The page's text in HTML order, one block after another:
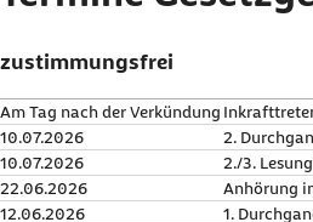
zustimmungsfrei
Am Tag nach der Verkündung
10.07.2026
2.
10.07.2026
2./3.
22.06.2026
Anhörung
12.06.2026
1.